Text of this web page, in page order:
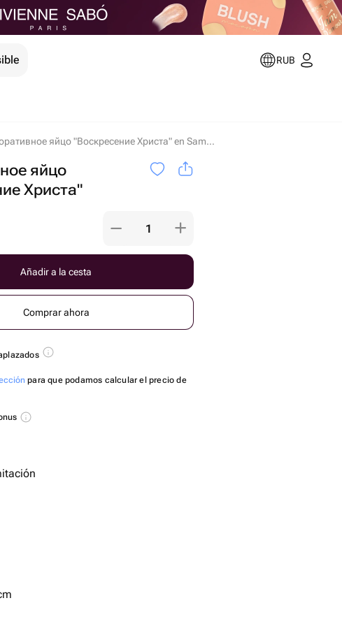
RUB
Декоративное яйцо "Воскресение Христа" en Samara
яйцо
Христа"
Añadir a la cesta
Comprar ahora
para que podamos calcular el precio de